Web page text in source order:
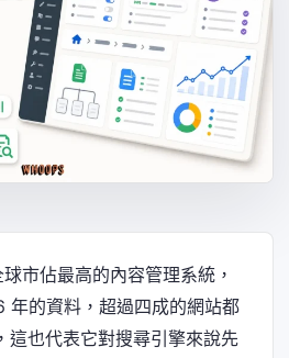
市佔最高的內容管理系統，
的資料，超過四成的網站都
這也代表它對搜尋引擎來說先